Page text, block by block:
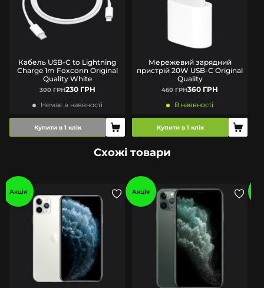
Кабель USB-C to Lightning
Charge 1m Foxconn Original
Quality White
300 ГРН230 ГРН
Немає в наявності
Купити в 1 клік
Мережевий зарядний
пристрій 20W USB-C Original
Quality
460 ГРН360 ГРН
В наявності
Купити в 1 клік
Схожі товари
Акція Акція